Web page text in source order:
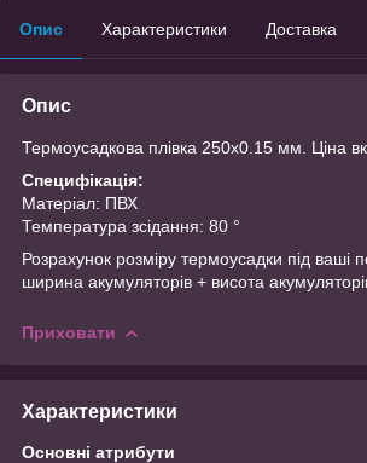
Опис Характеристики Доставка
Опис
Термоусадкова плівка 250х0.15 мм. Ціна
Специфікація:
Матеріал: ПВХ
Температура зсідання: 80 °
Розрахунок розміру термоусадки під ваші
ширина акумуляторів + висота
Приховати
Характеристики
Основні атрибути